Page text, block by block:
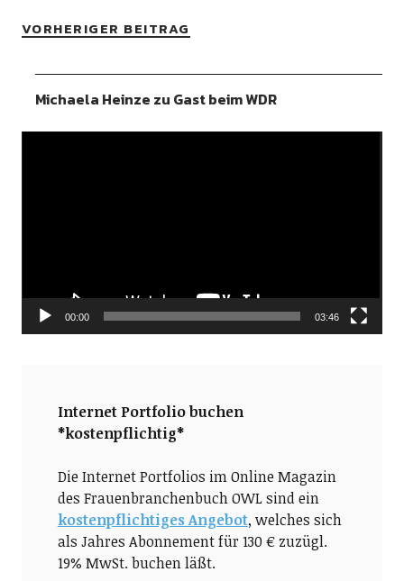
VORHERIGER BEITRAG
Michaela Heinze zu Gast beim WDR
00:00 03:46
Internet Portfolio buchen
*kostenpflichtig*
Die Internet Portfolios im Online Magazin
des Frauenbranchenbuch OWL sind ein
kostenpflichtiges Angebot, welches sich
als Jahres Abonnement für 130 € zuzügl.
19% MwSt. buchen läßt.